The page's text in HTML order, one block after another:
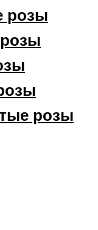
розы
розы